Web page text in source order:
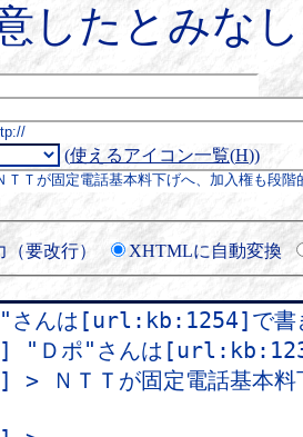
したとみな
(使えるアイコン一覧(H))
要改行）
XHTMLに自動変換